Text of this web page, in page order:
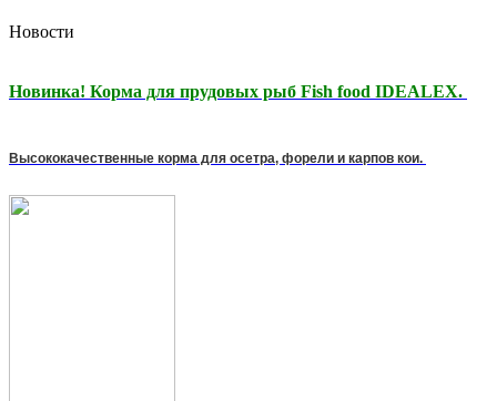
Новости
Новинка! Корма для прудовых рыб Fish food IDEALEX.
Высококачественные корма для осетра, форели и карпов кои.